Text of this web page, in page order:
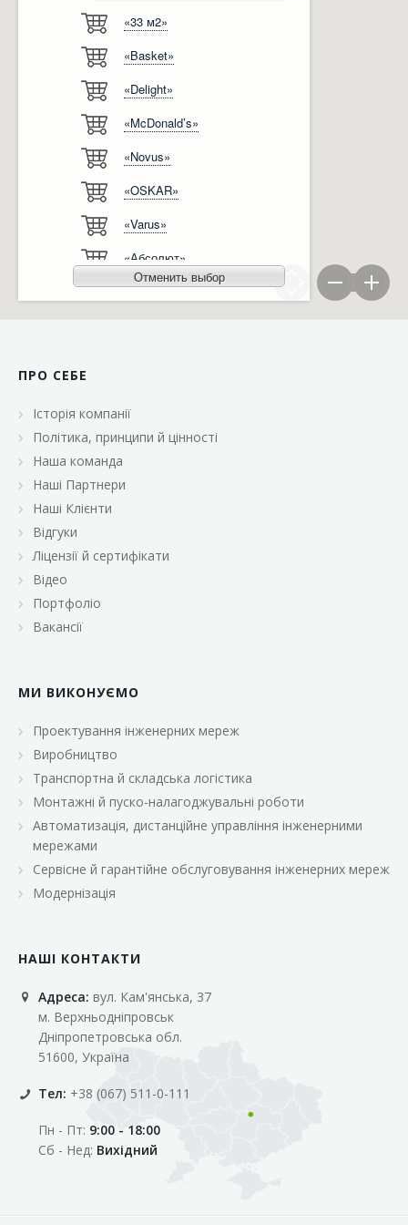
Ліцензії, сертифікати, дипломи
Автоматизація
Модернізація
«33 м2»
«Basket»
«Delight»
«McDonald’s»
«Novus»
«OSKAR»
«Varus»
«Абсолют»
«Агро-Овен»
«Велмарт»
«ВК Експресс»
«Класс»
«Континент»
«Малинка»
«Марс»
«Оптовичок»
«Свіжачок»
«Сільпо»
«Фора»
«Фреш»
«Фуршет»
«Цент»
Отменить выбор
ПРО СЕБЕ
Історія компанії
Політика, принципи й цінності
Наша команда
Наші Партнери
Наші Клієнти
Відгуки
Ліцензії й сертифікати
Відео
Портфоліо
Вакансії
МИ ВИКОНУЄМО
Проектування інженерних мереж
Виробництво
Транспортна й складська логістика
Монтажні й пуско-налагоджувальні роботи
Автоматизація, дистанційне управління інженерними
мережами
Сервісне й гарантійне обслуговування інженерних мереж
Модернізація
НАШІ КОНТАКТИ
Адреса: вул. Кам'янська, 37
м. Верхньодніпровськ
Дніпропетровська обл.
51600, Україна
Тел: +38 (067) 511-0-111
Пн - Пт: 9:00 - 18:00
Сб - Нед: Вихідний